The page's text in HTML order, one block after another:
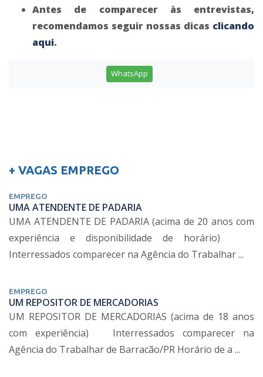
Antes de comparecer às entrevistas,
recomendamos seguir nossas dicas clicando
aqui.
WhatsApp
+ VAGAS EMPREGO
EMPREGO
UMA ATENDENTE DE PADARIA
UMA ATENDENTE DE PADARIA (acima de 20 anos com
experiência e disponibilidade de horário)
Interressados comparecer na Agência do Trabalhar ...
EMPREGO
UM REPOSITOR DE MERCADORIAS
UM REPOSITOR DE MERCADORIAS (acima de 18 anos
com experiência) Interressados comparecer na
Agência do Trabalhar de Barracão/PR Horário de a ...